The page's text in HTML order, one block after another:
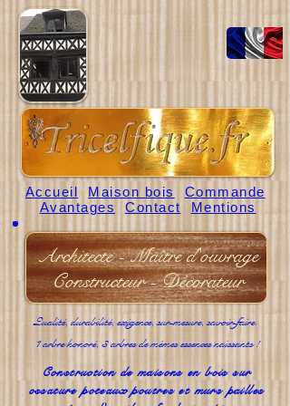
Accueil Maison bois
Commande
Avantages
Contact Mentions
Qualité, durabilité, exigence, sur-mesure, savoir-faire.
Architecte - Maître d'ouvrage
Constructeur - Décorateur
1 arbre honoré, 3 arbres de mêmes essences naissants !
Construction de maisons en bois sur
ossature poteaux poutres et murs pailles